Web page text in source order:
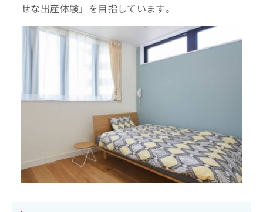
せな出産体験」を目指しています。